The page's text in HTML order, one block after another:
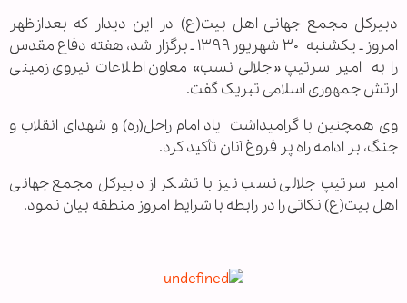
دبیرکل مجمع جهانی اهل بیت(ع) در این دیدار که بعدازظهر
امروز ـ یکشنبه ۳۰ شهریور ۱۳۹۹ ـ برگزار شد،
هفته دفاع مقدس
را به امیر سرتیپ «جلالی نسب» معاون اطلاعات نیروی زمینی
ارتش جمهوری اسلامی تبریک گفت.
وی همچنین با گرامیداشت یاد امام راحل(ره) و شهدای انقلاب و
جنگ، بر ادامه راه پر فروغ آنان تأکید کرد.
امیر سرتیپ جلالی نسب نیز با تشکر از دبیرکل مجمع جهانی
اهل بیت(ع) نکاتی را در رابطه با شرایط امروز منطقه بیان نمود.